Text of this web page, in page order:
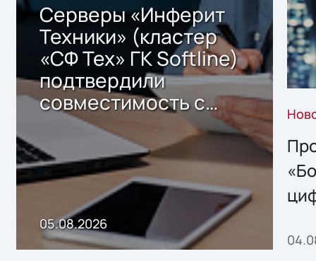
Серверы «Инферит
Техники» (кластер
«СФ Тех» ГК Softline)
подтвердили
совместимость с
решением Sharx
Storage 2.x для
хранения данных
05.08.2026